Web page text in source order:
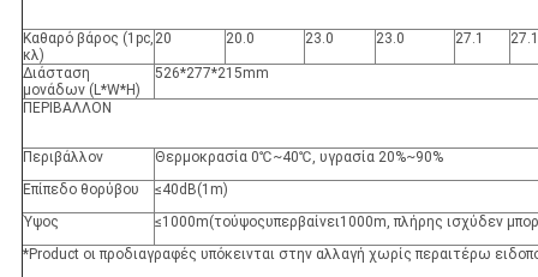
Καθαρό βάρος (1pc,
κλ)
20 20.0 23.0 23.0 27.1 27.1
Διάσταση
μονάδων (L*W*H)
526*277*215mm
ΠΕΡΙΒΑΛΛΟΝ
Περιβάλλον Θερμοκρασία 0℃~40℃, υγρασία 20%~90%
Επίπεδο θορύβου
≤40dB(1m)
Ύψος
≤1000m(τούψοςυπερβαίνει1000m, πλήρης ισχύδεν
*Product οι προδιαγραφές υπόκεινται στην αλλαγή χωρίς περαιτέρω